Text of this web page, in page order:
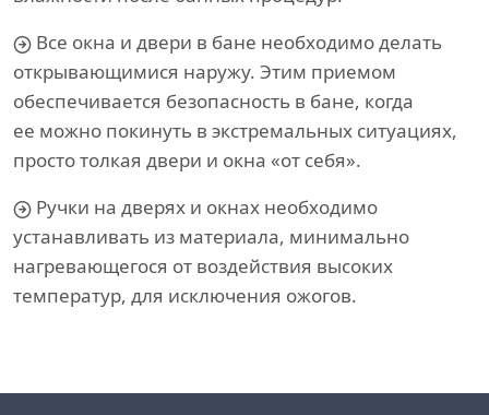
Все окна и двери в бане необходимо делать
открывающимися наружу. Этим приемом
обеспечивается безопасность в бане, когда
ее можно покинуть в экстремальных ситуациях,
просто толкая двери и окна «от себя».
Ручки на дверях и окнах необходимо
устанавливать из материала, минимально
нагревающегося от воздействия высоких
температур, для исключения ожогов.